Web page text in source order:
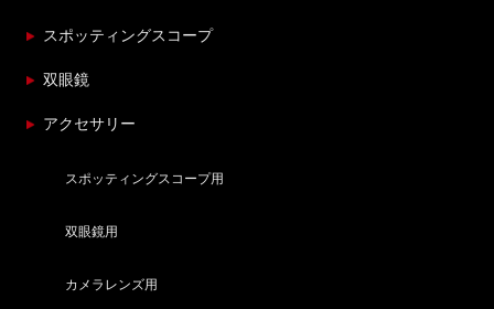
スポッティングスコープ
双眼鏡
アクセサリー
スポッティングスコープ用
双眼鏡用
カメラレンズ用